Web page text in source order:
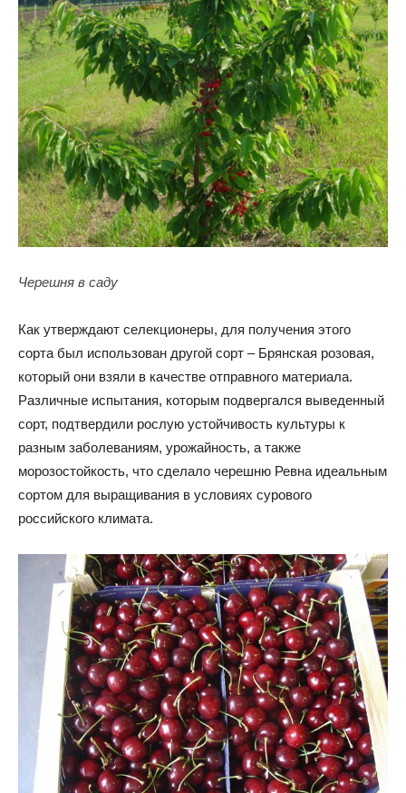
Черешня в саду
Как утверждают селекционеры, для получения этого
сорта был использован другой сорт – Брянская розовая,
который они взяли в качестве отправного материала.
Различные испытания, которым подвергался выведенный
сорт, подтвердили рослую устойчивость культуры к
разным заболеваниям, урожайность, а также
морозостойкость, что сделало черешню Ревна идеальным
сортом для выращивания в условиях сурового
российского климата.